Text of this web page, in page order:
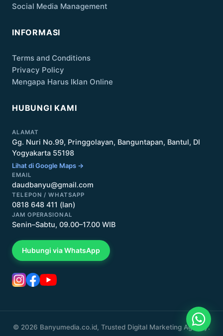
Social Media Management
INFORMASI
Terms and Conditions
Privacy Policy
Mengapa Harus Iklan Online
HUBUNGI KAMI
ALAMAT
Gg. Nuri No.99, Pringgolayan, Banguntapan, Bantul, DI
Yogyakarta 55198
Lihat di Google Maps →
EMAIL
daudbanyu@gmail.com
TELEPON / WHATSAPP
0818 648 411 (Ian)
JAM OPERASIONAL
Senin–Sabtu, 09.00–17.00 WIB
Hubungi via WhatsApp
© 2026 Banyumedia.co.id, Trusted Digital Marketing Agency.